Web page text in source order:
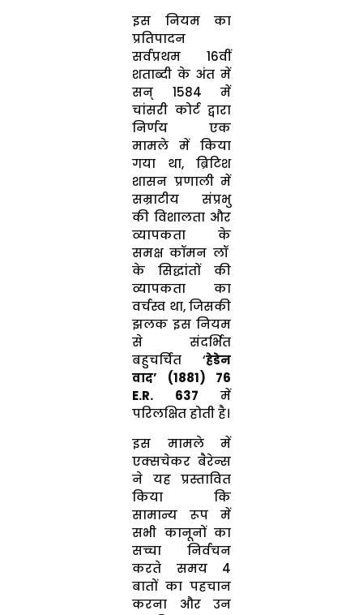
इस नियम का
प्रतिपादन
सर्वप्रथम 16वीं
शताब्दी के अंत में
सन् 1584 में
चांसरी कोर्ट द्वारा
निर्णय एक
मामले में किया
गया था, ब्रिटिश
शासन प्रणाली में
सम्राटीय संप्रभु
की विशालता और
व्यापकता के
समक्ष कॉमन लॉ
के सिद्धांतों की
व्यापकता का
वर्चस्व था, जिसकी
झलक इस नियम
से संदर्भित
बहुचर्चित ‘हेडेन
वाद’ (1881) 76
E.R. 637में
परिलक्षित होती है।
इस मामले में
एक्सचेकर बैरेन्स
ने यह प्रस्तावित
किया कि
सामान्य रूप में
सभी कानूनों का
सच्चा निर्वचन
करते समय 4
बातों का पहचान
करना और उन